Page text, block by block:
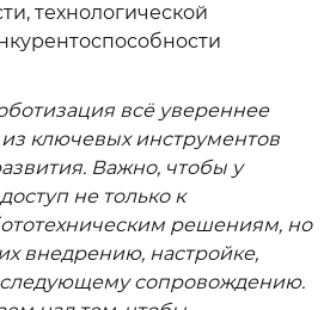
технологической
всё увереннее
ключевых инструментов
Важно, чтобы у
не только к
решениям, но
внедрению, настройке,
сопровождению.